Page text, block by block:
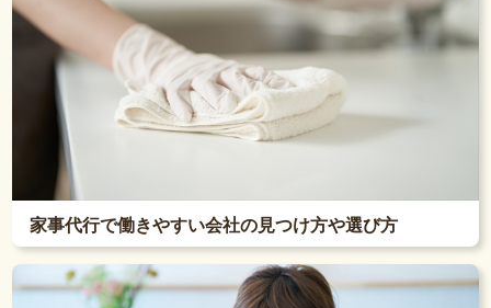
家事代行で働きやすい会社の見つけ方や選び方